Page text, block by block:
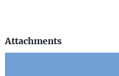
Attachments